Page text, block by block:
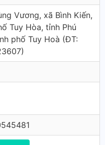
Vương, xã Bình Kiến,
Tuy Hòa, tỉnh Phú
phố Tuy Hoà (ÐT: